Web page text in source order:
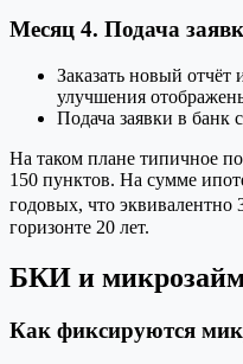
Месяц 4. Подача
Заказать новый отчёт
улучшения
Подача заявки в
На таком плане типичное
150 пунктов. На сумме
годовых, что эквивалентно
горизонте 20 лет.
БКИ и
Как фиксируются